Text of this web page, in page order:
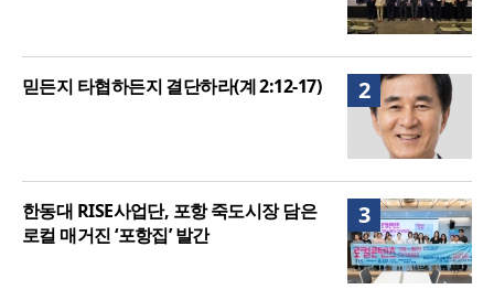
2
믿든지 타협하든지 결단하라(계 2:12-17)
3
한동대 RISE사업단, 포항 죽도시장 담은
로컬 매거진 ‘포항집’ 발간